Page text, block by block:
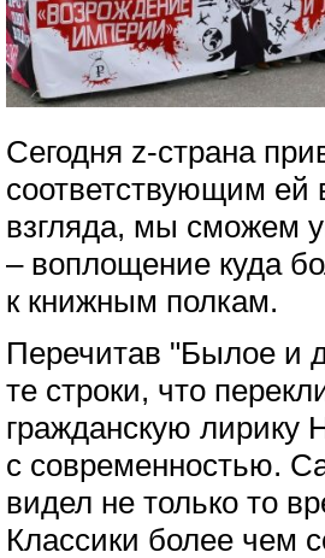
Сегодня z-страна
соответствующим ей
взгляда, мы сможем
– воплощение куда
к книжным полкам.
Перечитав "Былое и
те строки, что
гражданскую лирику
с современностью.
видел не только то
Классики более чем